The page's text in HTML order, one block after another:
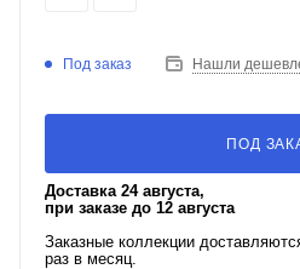
Под заказ Нашли
ПОД
Доставка 24 августа,
при заказе до 12 августа
Заказные коллекции
раз в месяц.